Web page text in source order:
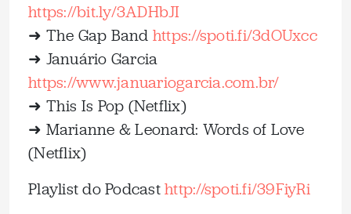
https://bit.ly/3ADHbJI
➜ The Gap Band https://spoti.fi/3dOUxcc
➜ Januário Garcia
https://www.januariogarcia.com.br/
➜ This Is Pop (Netflix)
➜ Marianne & Leonard: Words of Love
(Netflix)
Playlist do Podcasthttp://spoti.fi/39FiyRi